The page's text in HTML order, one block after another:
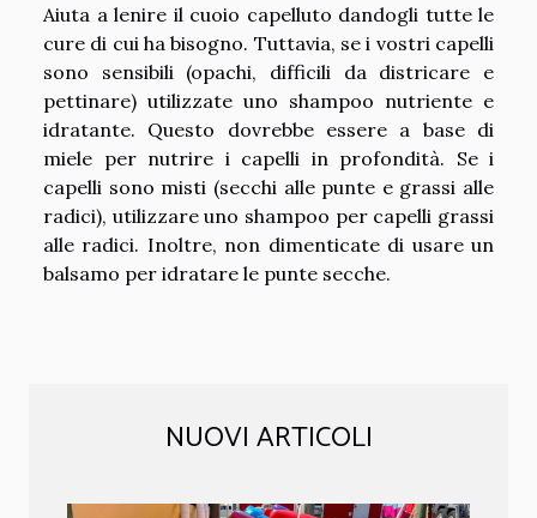
Aiuta a lenire il cuoio capelluto dandogli tutte le
cure di cui ha bisogno. Tuttavia, se i vostri capelli
sono sensibili (opachi, difficili da districare e
pettinare) utilizzate uno shampoo nutriente e
idratante. Questo dovrebbe essere a base di
miele per nutrire i capelli in profondità. Se i
capelli sono misti (secchi alle punte e grassi alle
radici), utilizzare uno shampoo per capelli grassi
alle radici. Inoltre, non dimenticate di usare un
balsamo per idratare le punte secche.
NUOVI ARTICOLI